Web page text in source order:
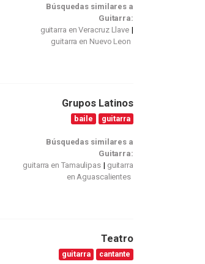
Búsquedas similares a
Guitarra:
guitarra en Veracruz Llave
guitarra en Nuevo Leon
Grupos Latinos
baile guitarra
Búsquedas similares a
Guitarra:
guitarra en Tamaulipas
guitarra
en Aguascalientes
Teatro
guitarra cantante